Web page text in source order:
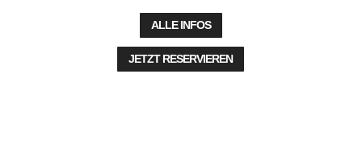
ALLE INFOS
JETZT RESERVIEREN